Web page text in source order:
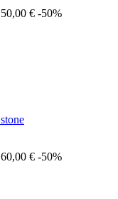
50,00 € -50%
60,00 € -50%